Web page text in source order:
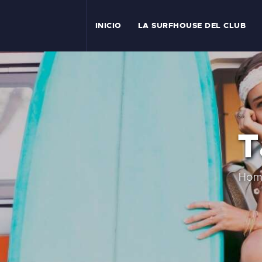
INICIO LA SURFHOUSE DEL CLUB